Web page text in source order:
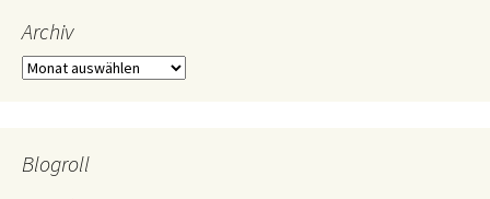
Archiv
Archiv
Blogroll